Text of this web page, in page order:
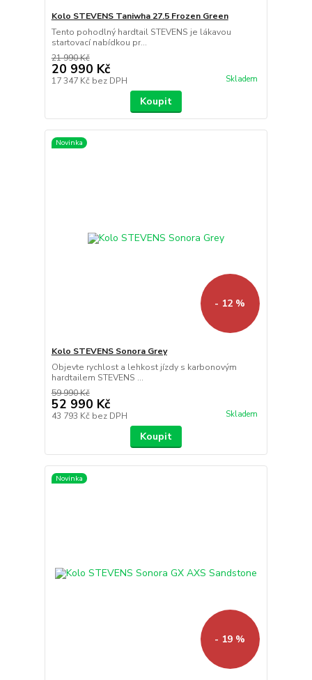
Kolo STEVENS Taniwha 27.5 Frozen Green
Tento pohodlný hardtail STEVENS je lákavou
startovací nabídkou pr...
21 990 Kč
20 990 Kč
17 347 Kč bez DPH Skladem
Koupit
Novinka
- 12 %
Kolo STEVENS Sonora Grey
Objevte rychlost a lehkost jízdy s karbonovým
hardtailem STEVENS ...
59 990 Kč
52 990 Kč
43 793 Kč bez DPH Skladem
Koupit
Novinka
- 19 %